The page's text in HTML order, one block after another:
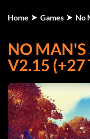
Home Games No
NO MAN'S
V2.15 (+27